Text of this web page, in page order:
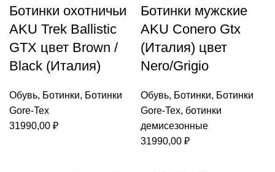
Ботинки охотничьи
AKU Trek Ballistic
GTX цвет Brown /
Black (Италия)
Обувь, Ботинки, Ботинки
Gore-Tex
31990,00 ₽
Ботинки мужские
AKU Conero Gtx
(Италия) цвет
Nero/Grigio
Обувь, Ботинки, Ботинки
Gore-Tex, ботинки
демисезонные
31990,00 ₽